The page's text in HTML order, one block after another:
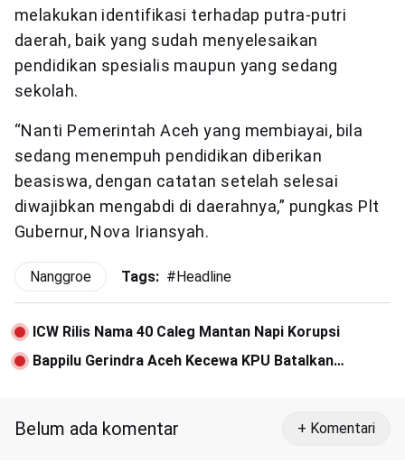
melakukan identifikasi terhadap putra-putri
daerah, baik yang sudah menyelesaikan
pendidikan spesialis maupun yang sedang
sekolah.
“Nanti Pemerintah Aceh yang membiayai, bila
sedang menempuh pendidikan diberikan
beasiswa, dengan catatan setelah selesai
diwajibkan mengabdi di daerahnya,” pungkas Plt
Gubernur, Nova Iriansyah.
Nanggroe Tags: #Headline
ICW Rilis Nama 40 Caleg Mantan Napi Korupsi
Bappilu Gerindra Aceh Kecewa KPU Batalkan
Belum ada komentar + Komentari